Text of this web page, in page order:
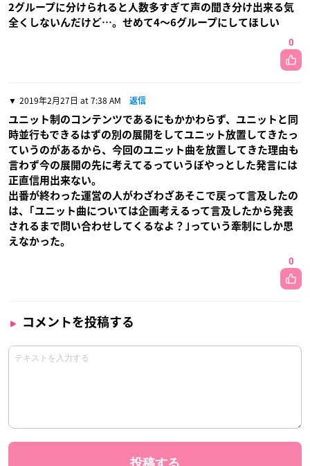
2グループに分けられると人数多すぎて声の聞き分け出来る気
全くしないんだけど…。せめて4〜6グループにしてほしい
0
2019年2月27日 at 7:38 AM 返信
ユニット制のコンテンツであるにもかかわらず、ユニットと同
時並行もできるはずの別の展開をしてユニット放置してきたっ
ていうのがあるから、今回のユニット曲を放置してきた理由も
言わず今の展開の先に考えてるっていうぼやっとした発言には
正直信用出来ない。
出番が終わった運営の人がわざわざあそこで戻って言及したの
は、｢ユニット曲については企画考えるって言及したから発表
されるまで問い合わせしてくるなよ？｣っていう牽制にしか思
えなかった。
0
コメントを投稿する